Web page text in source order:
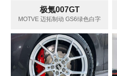
极氪007GT
MOTVE 迈拓制动 GS6绿色白字